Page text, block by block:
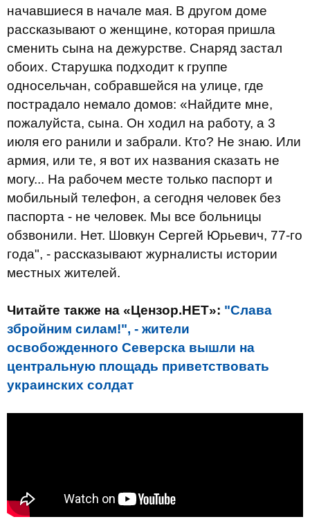
начавшиеся в начале мая. В другом доме
рассказывают о женщине, которая пришла
сменить сына на дежурстве. Снаряд застал
обоих. Старушка подходит к группе
односельчан, собравшейся на улице, где
пострадало немало домов: «Найдите мне,
пожалуйста, сына. Он ходил на работу, а 3
июля его ранили и забрали. Кто? Не знаю. Или
армия, или те, я вот их названия сказать не
могу... На рабочем месте только паспорт и
мобильный телефон, а сегодня человек без
паспорта - не человек. Мы все больницы
обзвонили. Нет. Шовкун Сергей Юрьевич, 77-го
года", - рассказывают журналисты истории
местных жителей.
Читайте также на «Цензор.НЕТ»: "Слава
збройним силам!", - жители
освобожденного Северска вышли на
центральную площадь приветствовать
украинских солдат